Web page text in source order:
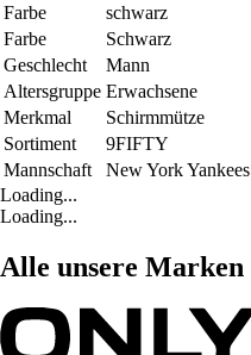
Farbe
schwarz
Farbe
Schwarz
Geschlecht
Mann
Altersgruppe Erwachsene
Merkmal
Schirmmütze
Sortiment
9FIFTY
Mannschaft
New York Yankees
Loading...
Loading...
Alle unsere Marken